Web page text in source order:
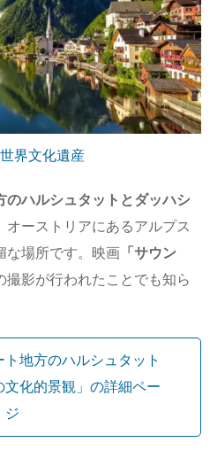
世界文化遺産
のハルシュタットとダッハシ
オーストリアにあるアルプス
な場所です。映画 「サウン
撮影が行われたことでも知ら
ト地方のハルシュタット
文化的景観」の詳細ペー
ジ